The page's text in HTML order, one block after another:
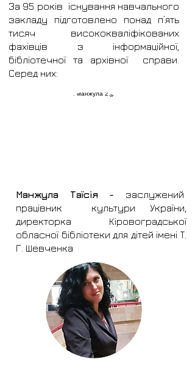
За 95 років існування навчального
закладу підготовлено понад п’ять
тисяч висококваліфікованих
фахівців з інформаційної,
бібліотечної та архівної справи.
Серед них:
Манжула Таїсія - заслужений
працівник культури України,
директорка Кіровоградської
обласної бібліотеки для дітей імені Т.
Г. Шевченка